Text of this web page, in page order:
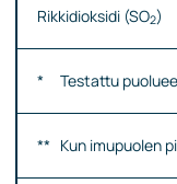
Rikkidioksidi (SO2)
* Testattu
** Kun imupuolen